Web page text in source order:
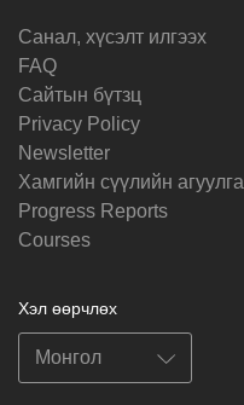
Санал, хүсэлт илгээх
FAQ
Cайтын бүтзц
Privacy Policy
Newsletter
Хамгийн сүүлийн агуулга
Progress Reports
Courses
Хэл өөрчлөх